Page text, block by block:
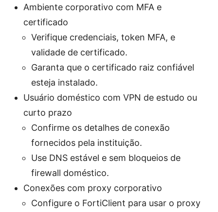
Ambiente corporativo com MFA e
certificado
Verifique credenciais, token MFA, e
validade de certificado.
Garanta que o certificado raiz confiável
esteja instalado.
Usuário doméstico com VPN de estudo ou
curto prazo
Confirme os detalhes de conexão
fornecidos pela instituição.
Use DNS estável e sem bloqueios de
firewall doméstico.
Conexões com proxy corporativo
Configure o FortiClient para usar o proxy